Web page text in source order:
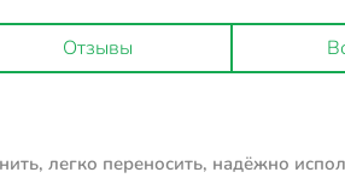
Отзывы
легко переносить, надёжно